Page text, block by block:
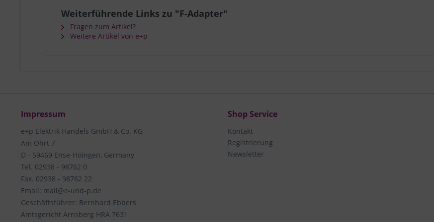
Weiterführende Links zu "F-Adapter"
Fragen zum Artikel?
Weitere Artikel von e+p
Impressum
e+p Elektrik Handels GmbH & Co. KG
Am Ohrt 7
D - 59469 Ense-Höingen, Germany
Tel. 02938 - 98762 0
Fax. 02938 - 98762 22
Email: mail@e-und-p.de
Geschäftsführer: Bernhard Ebbers
Amtsgericht Arnsberg HRA 7631
Shop Service
Kontakt
Registrierung
Newsletter